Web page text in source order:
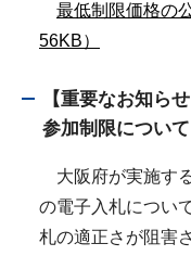
最低制限価格の
56KB）
【重要なお知らせ
参加制限について
大阪府が実施す
の電子入札につい
札の適正さが阻害